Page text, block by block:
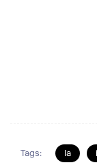
Tags: Ia